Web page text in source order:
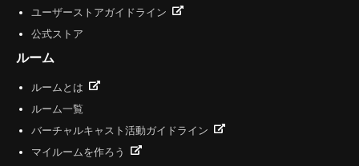
ユーザーストアガイドライン
公式ストア
ルーム
ルームとは
ルーム一覧
バーチャルキャスト活動ガイドライン
マイルームを作ろう